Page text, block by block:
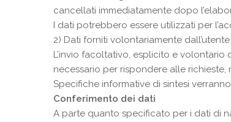
cancellati immediatamente dopo
I dati potrebbero essere utilizzati per
2) Dati forniti volontariamente dall’utente
L’invio facoltativo, esplicito e
necessario per rispondere alle
Specifiche informative di sintesi
Conferimento dei dati
A parte quanto specificato per i dati di